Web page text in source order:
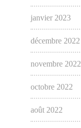
janvier 2023
décembre 2022
novembre 2022
octobre 2022
août 2022